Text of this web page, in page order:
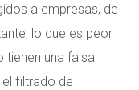
a empresas, de
lo que es peor
tienen una falsa
filtrado de